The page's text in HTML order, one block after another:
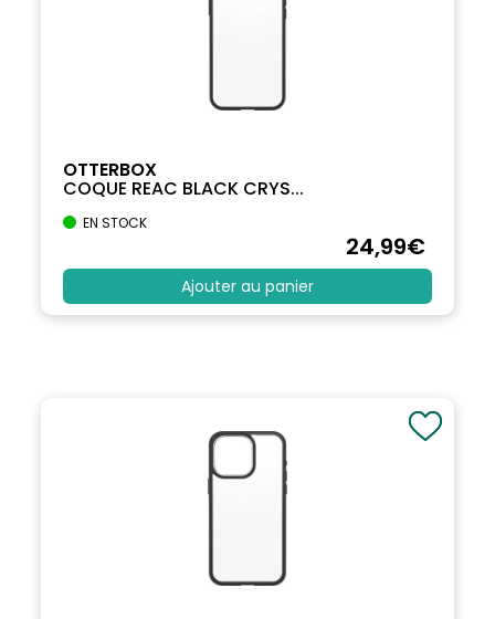
OTTERBOX
COQUE REAC BLACK CRYS...
EN STOCK
24,99€
Ajouter au panier